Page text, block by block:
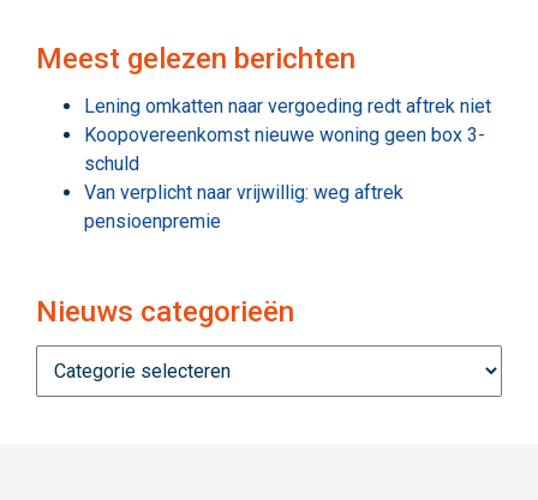
Meest gelezen berichten
Lening omkatten naar vergoeding redt aftrek niet
Koopovereenkomst nieuwe woning geen box 3-
schuld
Van verplicht naar vrijwillig: weg aftrek
pensioenpremie
Nieuws categorieën
categorieën